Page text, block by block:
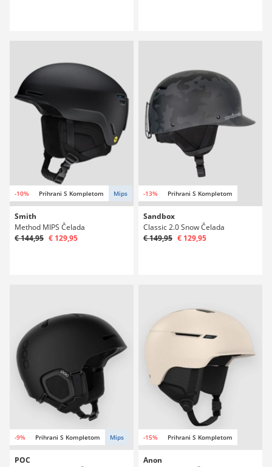
-10% Prihrani S Kompletom Mips
Smith
Method MIPS Čelada
€ 144,95 € 129,95
-13% Prihrani S Kompletom
Sandbox
Classic 2.0 Snow Čelada
€ 149,95 € 129,95
-9% Prihrani S Kompletom Mips
POC
-15% Prihrani S Kompletom
Anon